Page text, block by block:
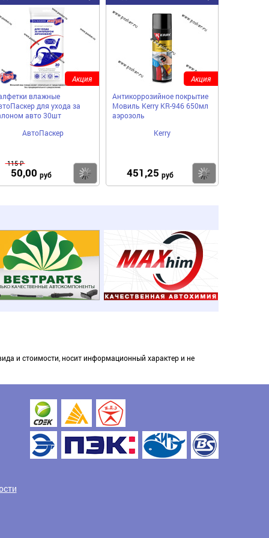
влажные
для ухода за
авто 30шт
АвтоПаскер
115 ₽
50,00 руб Купить
Акция
Антикоррозийное покрытие
Мовиль Kerry KR-946 650мл
аэрозоль
Kerry
451,25 руб
Акция
и стоимости, носит информационный характер и не